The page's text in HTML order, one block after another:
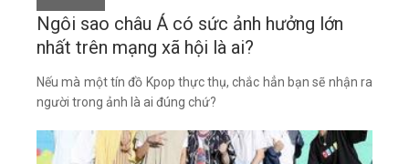
Ngôi sao châu Á có sức ảnh hưởng lớn
nhất trên mạng xã hội là ai?
Nếu mà một tín đồ Kpop thực thụ, chắc hẳn bạn sẽ nhận ra
người trong ảnh là ai đúng chứ?